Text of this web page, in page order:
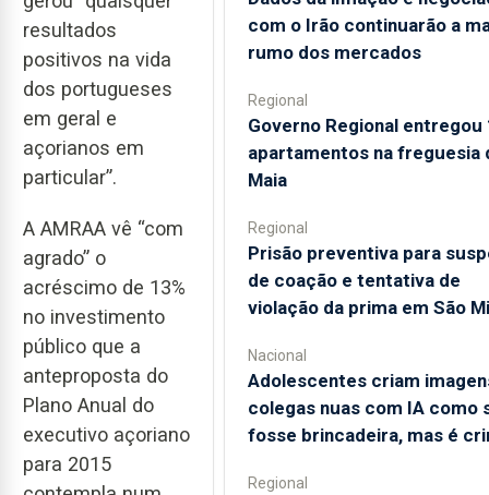
resultados
positivos na vida
dos portugueses
em geral e
açorianos em
particular”.
A AMRAA vê “com
agrado” o
acréscimo de 13%
no investimento
público que a
anteproposta do
Plano Anual do
executivo açoriano
para 2015
com o Irão continuarão a
rumo dos mercados
Regional
Governo Regional entregou
apartamentos na freguesia
Maia
Regional
Prisão preventiva para
de coação e tentativa de
violação da prima em São
Nacional
Adolescentes criam
colegas nuas com IA como
fosse brincadeira, mas é
Regional